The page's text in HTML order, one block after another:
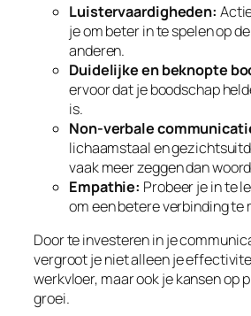
Luistervaardigheden:
je om beter in te spelen op
anderen.
Duidelijke en beknopte
ervoor dat je boodschap
is.
Non-verbale
lichaamstaal en
vaak meer zeggen dan
Empathie: Probeer je in te
om een betere verbinding te
Door te investeren in je
vergroot je niet alleen je
werkvloer, maar ook je kansen op
groei.